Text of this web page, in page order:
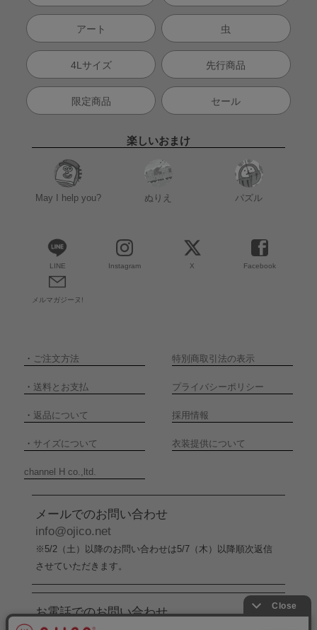
アート 虫
4Lサイズ 先行商品
限定商品 セール
楽しいおまけ
May I help you? ぬりえ パズル
LINE Instagram X Facebook
メルマガジーヌ!
・ ご注文方法 特別商取引法の表示
・ 送料とお支払 プライバシーポリシー
・ 返品について 採用情報
・ サイズについて 衣装提供について
channel H co.,ltd.
メールでのお問い合わせ
info@ojico.net
※5/2（土）以降のお問い合わせは5/7（木）以降順次返信
させていただきます。
お電話でのお問い合わせ